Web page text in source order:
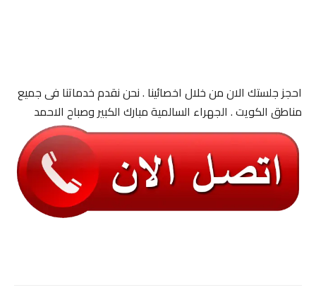
احجز جلستك الان من خلال اخصائينا . نحن نقدم خدماتنا فى جميع
مناطق الكويت . الجهراء السالمية مبارك الكبير وصباح الاحمد